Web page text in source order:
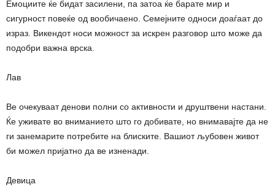
Емоциите ќе бидат засилени, па затоа ќе барате мир и
сигурност повеќе од вообичаено. Семејните односи доаѓаат до
израз. Викендот носи можност за искрен разговор што може да
подобри важна врска.
Лав
Ве очекуваат денови полни со активности и друштвени настани.
Ќе уживате во вниманието што го добивате, но внимавајте да не
ги занемарите потребите на блиските. Вашиот љубовен живот
би можел пријатно да ве изненади.
Девица